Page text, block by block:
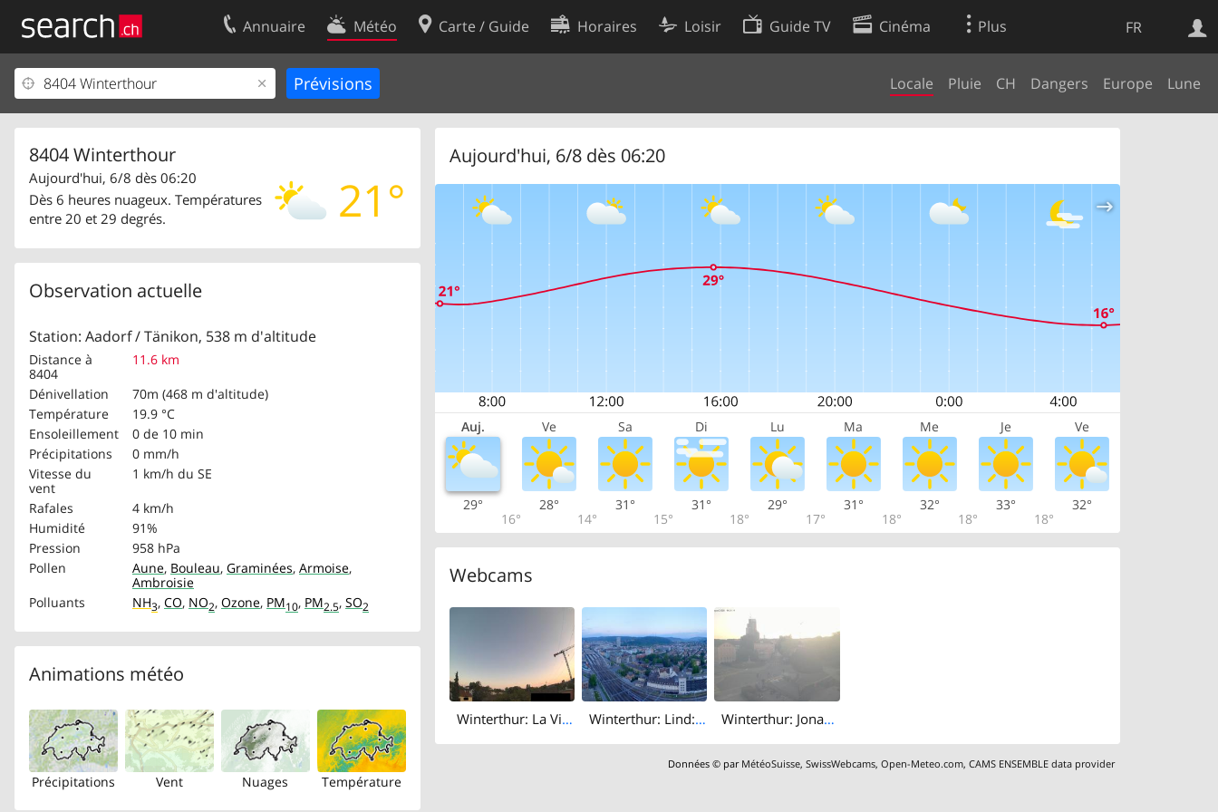
FR
Annuaire Météo Carte / Guide Horaires Loisir Guide TV Cinéma Plus
Locale Pluie CH Dangers Europe Lune
8404 Winterthour
21°
Aujourd'hui, 6/8 dès 06:20
Dès 6 heures nuageux. Températures
entre 20 et 29 degrés.
Observation actuelle
Station: Aadorf / Tänikon, 538 m d'altitude
Distance à
8404
11.6 km
Dénivellation
70m (468 m d'altitude)
Température
19.9 °C
Ensoleillement
0 de 10 min
Précipitations
0 mm/h
Vitesse du
vent
1 km/h du SE
Rafales
4 km/h
Humidité
91%
Pression
958 hPa
Pollen
Aune, Bouleau, Graminées, Armoise,
Ambroisie
Polluants
NH3, CO, NO2, Ozone, PM10, PM2.5, SO2
Animations météo
Précipitations Vent Nuages Température
Aujourd'hui, 6/8 dès 06:20
Auj. Ve Sa Di Lu Ma Me Je Ve
29°
16°
28°
14°
31°
15°
31°
18°
29°
17°
31°
18°
32°
18°
33°
18°
32°
Webcams
Winterthur: La Ville Winterthur: Lind: Roter Turm Winterthur: Jonas Furrer-Denkmal - Museumstrasse
Données © par MétéoSuisse,SwissWebcams,Open-Meteo.com,CAMS ENSEMBLE data provider
Web
Votre inscription
Centre clients
Contact
Conditions d’utilisation
Préférences de cookies